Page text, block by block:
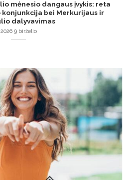
mėnesio dangaus įvykis: reta
bei Merkurijaus ir
dalyvavimas
2026 9 birželio